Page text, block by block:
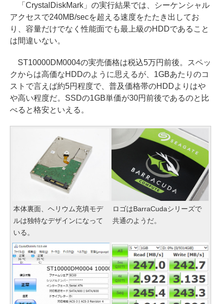
「CrystalDiskMark」の実行結果では、シーケンシャル
アクセスで240MB/secを超える速度をたたき出してお
り、容量だけでなく性能面でも最上級のHDDであること
は間違いない。
ST10000DM0004の実売価格は税込5万円前後。スペッ
クからは高価なHDDのように思えるが、1GBあたりのコ
ストで言えば約5円程度で、普及価格帯のHDDよりはや
や高い程度だ。SSDの1GB単価が30円前後であるのと比
べると格安といえる。
本体裏面、ヘリウム充填モデ
ルは独特なデザインになって
いる。
ロゴはBarraCudaシリーズで
共通のようだ。